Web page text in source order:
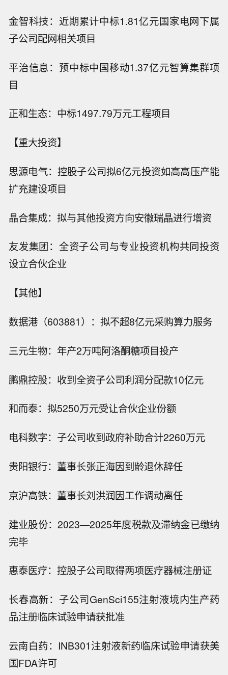
金智科技：近期累计中标1.81亿元国家电网下属
子公司配网相关项目
平治信息：预中标中国移动1.37亿元智算集群项
目
正和生态：中标1497.79万元工程项目
【重大投资】
思源电气：控股子公司拟6亿元投资如高高压产能
扩充建设项目
晶合集成：拟与其他投资方向安徽瑞晶进行增资
友发集团：全资子公司与专业投资机构共同投资
设立合伙企业
【其他】
数据港（603881）：拟不超8亿元采购算力服务
三元生物：年产2万吨阿洛酮糖项目投产
鹏鼎控股：收到全资子公司利润分配款10亿元
和而泰：拟5250万元受让合伙企业份额
电科数字：子公司收到政府补助合计2260万元
贵阳银行：董事长张正海因到龄退休辞任
京沪高铁：董事长刘洪润因工作调动离任
建业股份：2023—2025年度税款及滞纳金已缴纳
完毕
惠泰医疗：控股子公司取得两项医疗器械注册证
长春高新：子公司GenSci155注射液境内生产药
品注册临床试验申请获批准
云南白药：INB301注射液新药临床试验申请获美
国FDA许可